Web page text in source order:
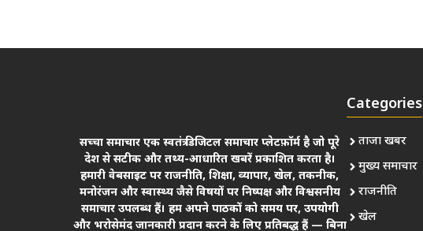
सच्चा समाचार एक स्वतंत्र डिजिटल समाचार प्लेटफ़ॉर्म है जो पूरे
देश से सटीक और तथ्य-आधारित खबरें प्रकाशित करता है।
हमारी वेबसाइट पर राजनीति, शिक्षा, व्यापार, खेल, तकनीक,
मनोरंजन और स्वास्थ्य जैसे विषयों पर निष्पक्ष और विश्वसनीय
समाचार उपलब्ध हैं। हम अपने पाठकों को समय पर, उपयोगी
और भरोसेमंद जानकारी प्रदान करने के लिए प्रतिबद्ध हैं — बिना
Categories
ताजा खबर
मुख्य समाचार
राजनीति
खेल